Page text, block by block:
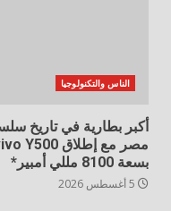
الناس والتكنولوجيا
بسعة 8100 مللي أمبير*